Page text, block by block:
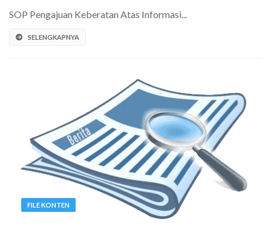
SOP Pengajuan Keberatan Atas Informasi...
SELENGKAPNYA
FILE KONTEN